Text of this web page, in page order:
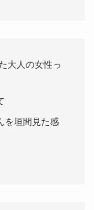
大人の女性っ
を垣間見た感